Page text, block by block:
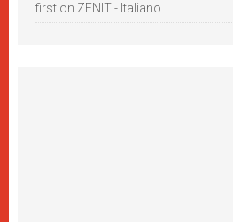
first on ZENIT - Italiano.